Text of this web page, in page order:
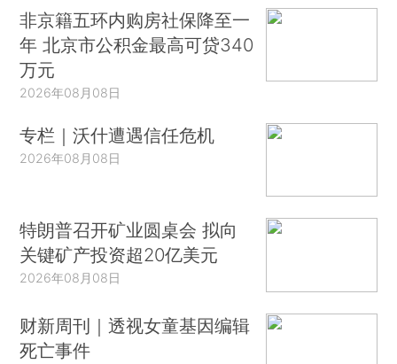
非京籍五环内购房社保降至一
年 北京市公积金最高可贷340
万元
2026年08月08日
专栏｜沃什遭遇信任危机
2026年08月08日
特朗普召开矿业圆桌会 拟向
关键矿产投资超20亿美元
2026年08月08日
财新周刊｜透视女童基因编辑
死亡事件